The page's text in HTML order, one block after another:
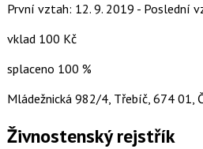
První vztah: 12. 9. 2019 - Poslední
vklad 100 Kč
splaceno 100 %
Mládežnická 982/4, Třebíč, 674 01,
Živnostenský rejstřík